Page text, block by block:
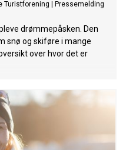
Turistforening Pressemelding
drømmepåsken. Den
snø og skiføre i mange
over hvor det er